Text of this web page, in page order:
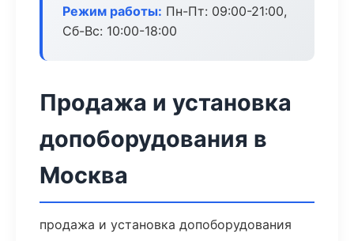
Режим работы: Пн-Пт: 09:00-21:00,
Сб-Вс: 10:00-18:00
Продажа и установка
допоборудования в
Москва
продажа и установка допоборудования